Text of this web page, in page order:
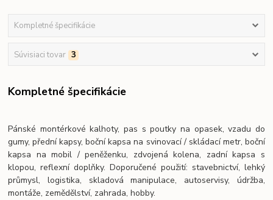
Kompletné špecifikácie
Súvisiaci tovar 3
Kompletné špecifikácie
Pánské montérkové kalhoty, pas s poutky na opasek, vzadu do
gumy, přední kapsy, boční kapsa na svinovací / skládací metr, boční
kapsa na mobil / peněženku, zdvojená kolena, zadní kapsa s
klopou, reflexní doplňky. Doporučené použití: stavebnictví, lehký
průmysl, logistika, skladová manipulace, autoservisy, údržba,
montáže, zemědělství, zahrada, hobby.